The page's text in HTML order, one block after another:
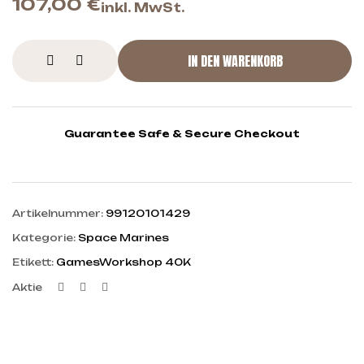
107,00 €inkl. MwSt.
IN DEN WARENKORB
Guarantee Safe & Secure Checkout
Artikelnummer: 99120101429
Kategorie: Space Marines
Etikett: GamesWorkshop 40K
Aktie Facebook
Twitter